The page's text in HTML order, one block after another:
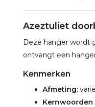
Azeztuliet
Deze hanger wordt
ontvangt een
Kenmerken
Afmeting:
Kernwoorden